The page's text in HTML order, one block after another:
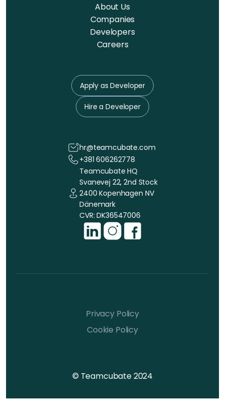
About Us
Companies
Developers
Careers
Apply as Developer
Hire a Developer
hr@teamcubate.com
+381 606262778
Teamcubate HQ
Svanevej 22, 2nd Stock
2400 Kopenhagen NV
Dänemark
CVR: DK36547006
© Teamcubate 2024
Privacy Policy
Cookie Policy